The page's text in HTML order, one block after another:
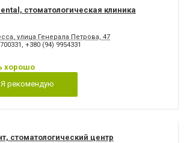
Чистка зубов
Элайнеры
стоматологическая клиника
улица Генерала Петрова, 47
, +380 (94) 9954331
хорошо
Я рекомендую
стоматологический центр